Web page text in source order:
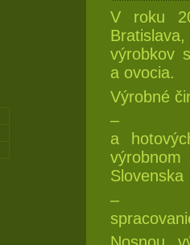
V roku
výrobkov
a ovocia.
Výrobné
–
a
Slovenska
–